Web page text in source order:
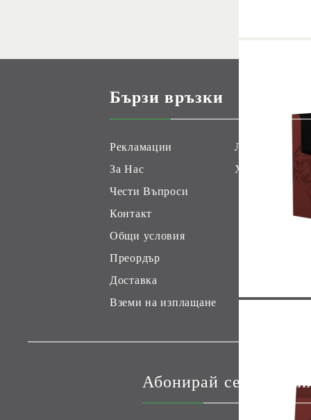
Бързи връзки
Рекламации
За Нас
Чести Въпроси
Контакт
Общи условия
Преордър
Доставка
Вземи на изплащане
Лоялни
Хоби Геймс
Абонирай се за